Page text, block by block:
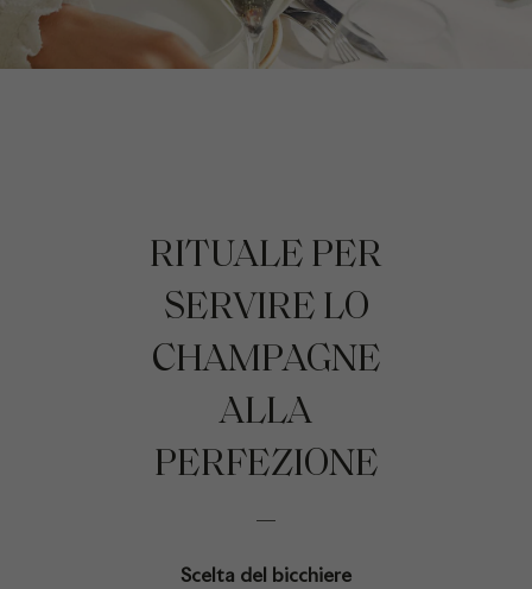
RITUALE PER
SERVIRE LO
CHAMPAGNE
ALLA
PERFEZIONE
Scelta del bicchiere